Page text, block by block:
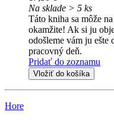
Na sklade > 5 ks
Táto kniha sa môže
okamžite! Ak si ju
odošleme vám ju ešte
pracovný deň.
Pridať do zoznamu
Vložiť do košíka
Hore